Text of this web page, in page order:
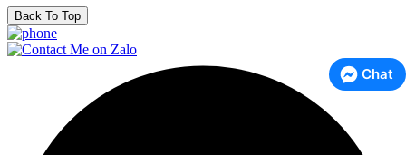
Back To Top
Chat